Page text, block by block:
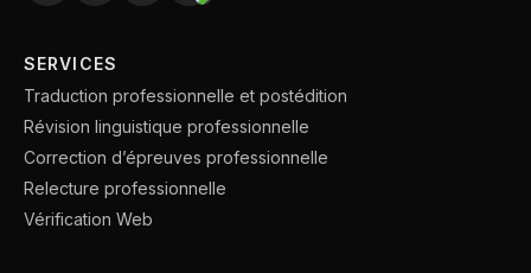
SERVICES
Traduction professionnelle et postédition
Révision linguistique professionnelle
Correction d’épreuves professionnelle
Relecture professionnelle
Vérification Web